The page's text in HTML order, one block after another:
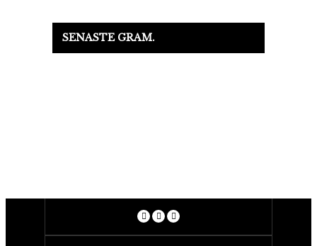
SENASTE GRAM.